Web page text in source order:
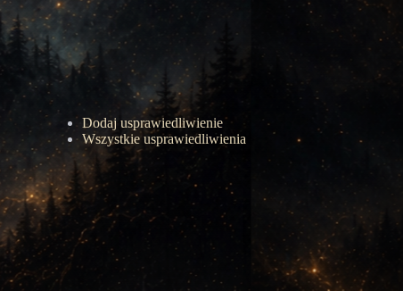
Dodaj usprawiedliwienie
Wszystkie usprawiedliwienia